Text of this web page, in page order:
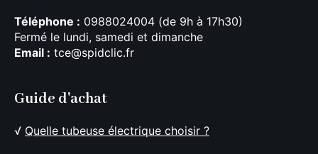
Téléphone : 0988024004 (de 9h à 17h30)
Fermé le lundi, samedi et dimanche
Email : tce@spidclic.fr
Guide d'achat
√ Quelle tubeuse électrique choisir ?